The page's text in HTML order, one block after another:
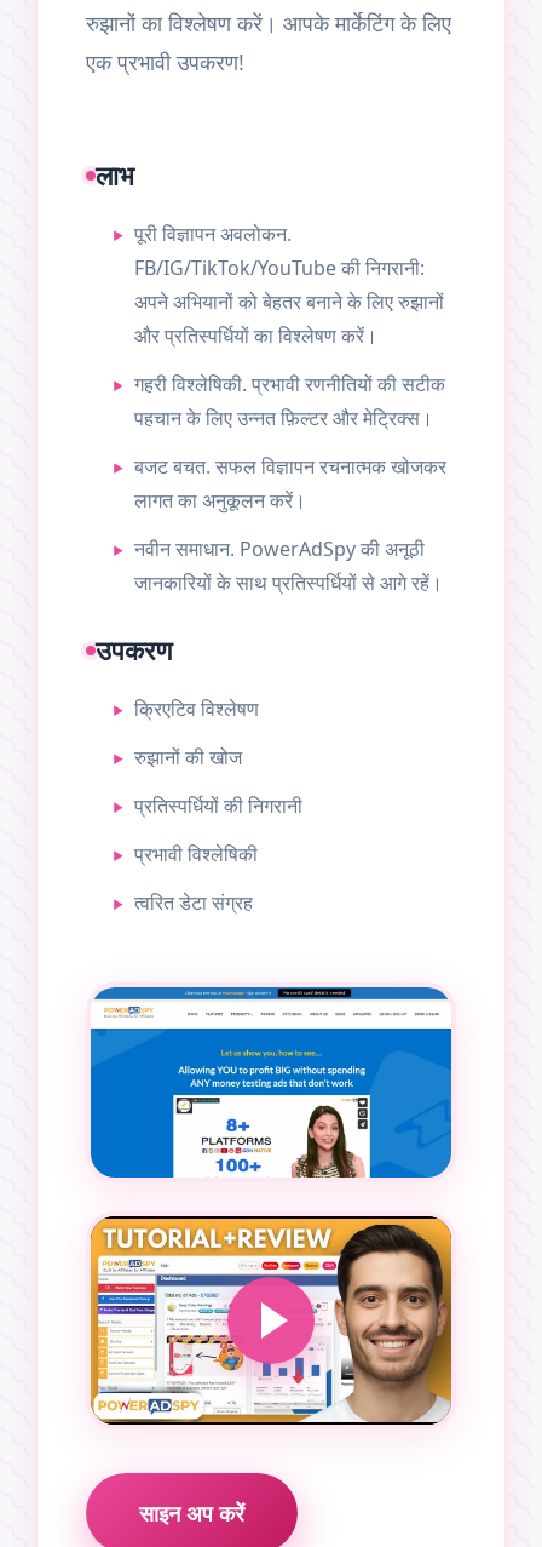
रुझानों का विश्लेषण करें। आपके मार्केटिंग के लिए
एक प्रभावी उपकरण!
लाभ
पूरी विज्ञापन अवलोकन.
FB/IG/TikTok/YouTube की निगरानी:
अपने अभियानों को बेहतर बनाने के लिए रुझानों
और प्रतिस्पर्धियों का विश्लेषण करें।
गहरी विश्लेषिकी. प्रभावी रणनीतियों की सटीक
पहचान के लिए उन्नत फ़िल्टर और मेट्रिक्स।
बजट बचत. सफल विज्ञापन रचनात्मक खोजकर
लागत का अनुकूलन करें।
नवीन समाधान. PowerAdSpy की अनूठी
जानकारियों के साथ प्रतिस्पर्धियों से आगे रहें।
उपकरण
क्रिएटिव विश्लेषण
रुझानों की खोज
प्रतिस्पर्धियों की निगरानी
प्रभावी विश्लेषिकी
त्वरित डेटा संग्रह
साइन अप करें